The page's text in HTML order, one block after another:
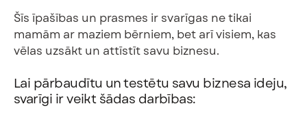
Šīs īpašības un prasmes ir svarīgas ne tikai
mamām ar maziem bērniem, bet arī visiem, kas
vēlas uzsākt un attīstīt savu biznesu.
Lai pārbaudītu un testētu savu biznesa ideju,
svarīgi ir veikt šādas darbības: